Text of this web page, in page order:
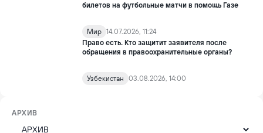
билетов на футбольные матчи в помощь Газе
Мир 14.07.2026, 11:24
Право есть. Кто защитит заявителя после
обращения в правоохранительные органы?
Узбекистан 03.08.2026, 14:00
АРХИВ